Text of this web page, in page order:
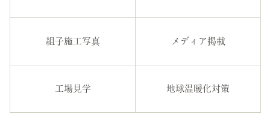
組子施工写真 メディア掲載
工場見学 地球温暖化対策